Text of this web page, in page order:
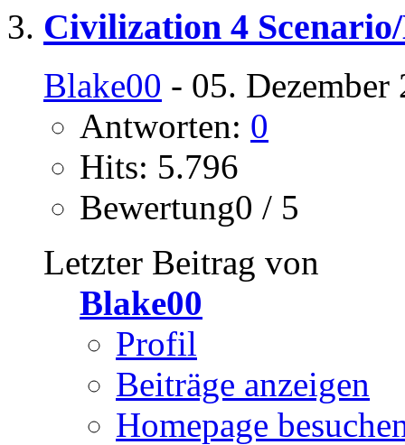
Civilization 4
Blake00 - 05.
Antworten: 0
Hits: 5.796
Bewertung0 / 5
Letzter Beitrag von
Blake00
Profil
Beiträge anzeigen
Homepage